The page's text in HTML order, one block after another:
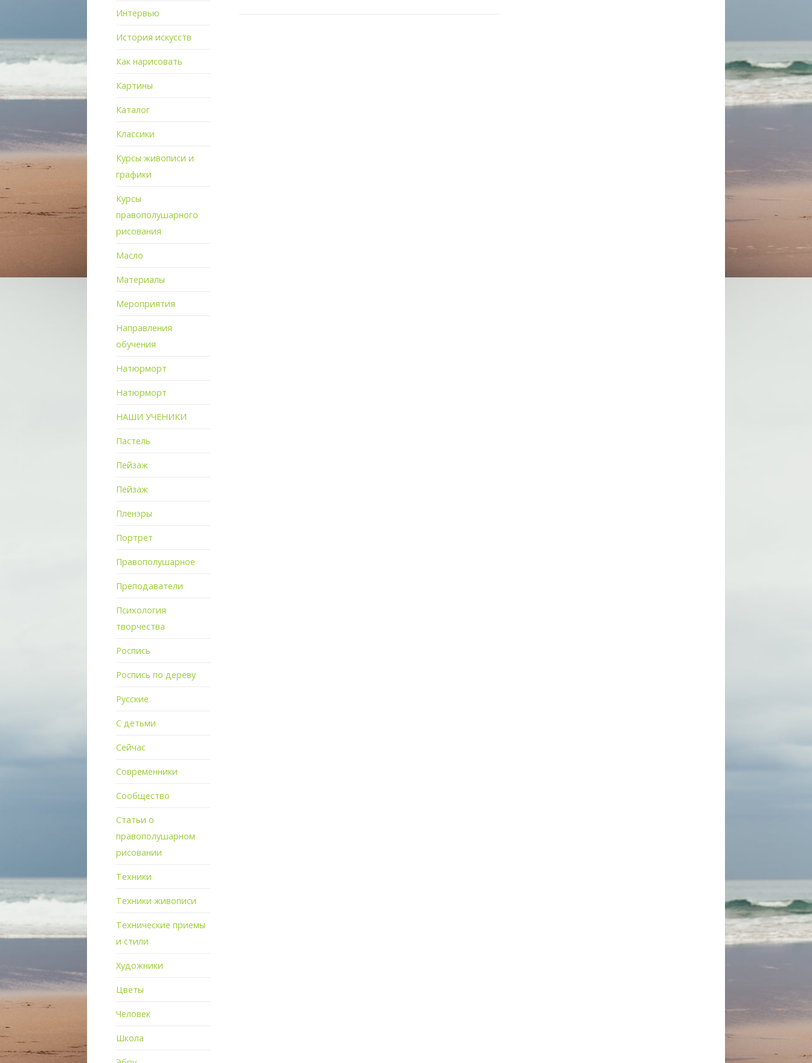
Интервью
История искусств
Как нарисовать
Картины
Каталог
Классики
Курсы живописи и
графики
Курсы
правополушарного
рисования
Масло
Материалы
Мероприятия
Направления
обучения
Натюрморт
Натюрморт
НАШИ УЧЕНИКИ
Пастель
Пейзаж
Пейзаж
Пленэры
Портрет
Правополушарное
Преподаватели
Психология
творчества
Роспись
Роспись по дереву
Русские
С детьми
Сейчас
Современники
Сообщество
Статьи о
правополушарном
рисовании
Техники
Техники живописи
Технические приемы
и стили
Художники
Цветы
Человек
Школа